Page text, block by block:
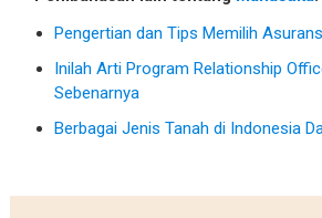
Pengertian dan Tips Memilih
Inilah Arti Program Relationship
Sebenarnya
Berbagai Jenis Tanah di Indonesia